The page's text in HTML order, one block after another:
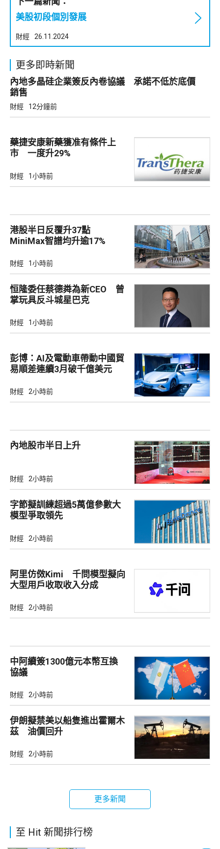
美股初段個別發展
財經 26.11.2024
更多即時新聞
內地多晶硅企業簽反內卷協議 承諾不低於底價
銷售
財經 12分鐘前
藥捷安康新藥獲准有條件上
市 一度升29%
財經 1小時前
港股半日反覆升37點
MiniMax智譜均升逾17%
財經 1小時前
恒隆委任蔡德粦為新CEO 曾
掌玩具反斗城星巴克
財經 1小時前
彭博：AI及電動車帶動中國貿
易順差連續3月破千億美元
財經 2小時前
內地股市半日上升
財經 2小時前
字節擬訓練超過5萬億參數大
模型爭取領先
財經 2小時前
阿里仿傚Kimi 千問模型擬向
大型用戶收取收入分成
財經 2小時前
中阿續簽1300億元本幣互換
協議
財經 2小時前
伊朗擬禁美以船隻進出霍爾木
茲 油價回升
財經 2小時前
更多新聞
至 Hit 新聞排行榜